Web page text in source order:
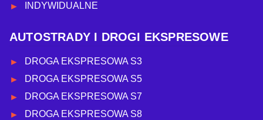
INDYWIDUALNE
AUTOSTRADY I DROGI EKSPRESOWE
DROGA EKSPRESOWA S3
DROGA EKSPRESOWA S5
DROGA EKSPRESOWA S7
DROGA EKSPRESOWA S8